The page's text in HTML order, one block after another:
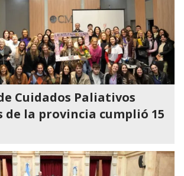
Cuidados Paliativos
de la provincia cumplió 15